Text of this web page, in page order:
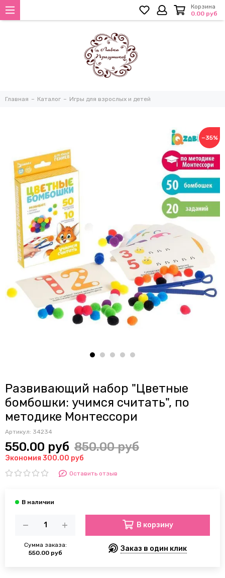
Корзина
0.00 руб
Главная Каталог Игры для взрослых и детей
−35%
Развивающий набор "Цветные
бомбошки: учимся считать", по
методике Монтессори
Артикул: 34234
550.00 руб 850.00 руб
Экономия 300.00 руб
Оставить отзыв
Сумма заказа:
550.00 руб
В корзину
Заказ в один клик